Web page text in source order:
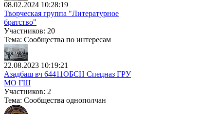
08.02.2024 10:28:19
Творческая группа "Литературное
братство"
Участников: 20
Тема: Сообщества по интересам
22.08.2023 10:19:21
Азадбаш вч 64411ОБСН Спецназ ГРУ
МО ГШ
Участников: 2
Тема: Сообщества однополчан